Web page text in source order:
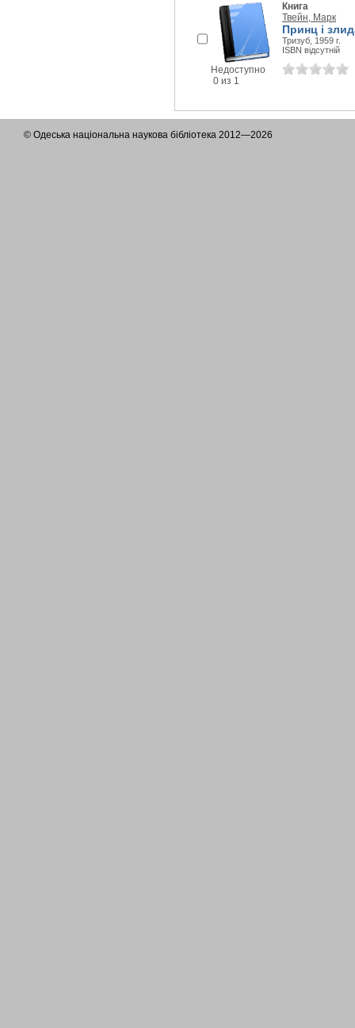
Недоступно
0 из 1
Книга
Твейн, Марк
Принц і
Тризуб, 1959 г.
ISBN відсутній
© Одеська національна наукова бібліотека 2012—2026